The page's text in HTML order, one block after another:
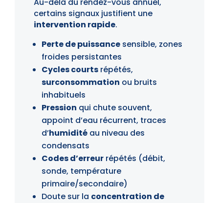
Au-delà du rendez-vous annuel,
certains signaux justifient une
intervention rapide.
Perte de puissancesensible, zones
froides persistantes
Cycles courtsrépétés,
surconsommation ou bruits
inhabituels
Pression qui chute souvent,
appoint d’eau récurrent, traces
d’humiditéau niveau des
condensats
Codes d’erreurrépétés (débit,
sonde, température
primaire/secondaire)
Doute sur la concentration de